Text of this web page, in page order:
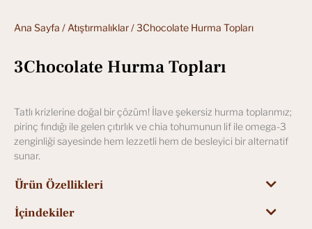
Ana Sayfa / Atıştırmalıklar/ 3Chocolate Hurma Topları
3Chocolate Hurma Topları
Tatlı krizlerine doğal bir çözüm! İlave şekersiz hurma toplarımız;
pirinç fındığı ile gelen çıtırlık ve chia tohumunun lif ile omega-3
zenginliği sayesinde hem lezzetli hem de besleyici bir alternatif
sunar.
Ürün Özellikleri
İçindekiler